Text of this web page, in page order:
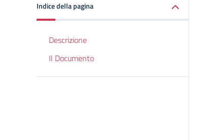
Indice della pagina
Descrizione
Il Documento